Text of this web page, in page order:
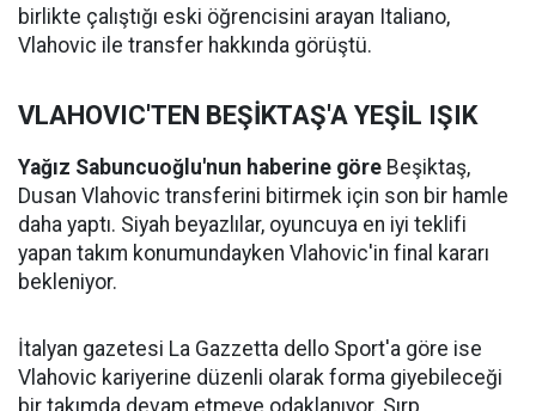
birlikte çalıştığı eski öğrencisini arayan Italiano,
Vlahovic ile transfer hakkında görüştü.
VLAHOVIC'TEN BEŞİKTAŞ'A YEŞİL IŞIK
Yağız Sabuncuoğlu'nun haberine göre Beşiktaş,
Dusan Vlahovic transferini bitirmek için son bir hamle
daha yaptı. Siyah beyazlılar, oyuncuya en iyi teklifi
yapan takım konumundayken Vlahovic'in final kararı
bekleniyor.
İtalyan gazetesi La Gazzetta dello Sport'a göre ise
Vlahovic kariyerine düzenli olarak forma giyebileceği